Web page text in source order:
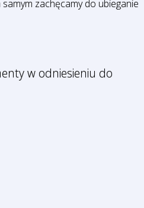
zachęcamy do ubieganie
w odniesieniu do